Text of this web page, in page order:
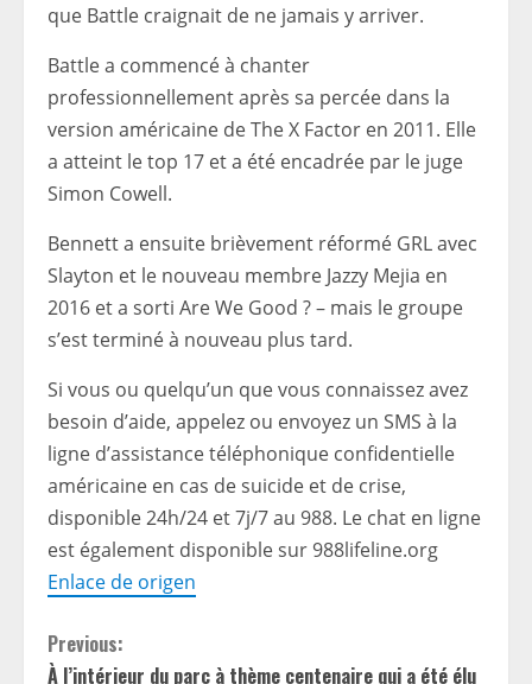
que Battle craignait de ne jamais y arriver.
Battle a commencé à chanter
professionnellement après sa percée dans la
version américaine de The X Factor en 2011. Elle
a atteint le top 17 et a été encadrée par le juge
Simon Cowell.
Bennett a ensuite brièvement réformé GRL avec
Slayton et le nouveau membre Jazzy Mejia en
2016 et a sorti Are We Good ? – mais le groupe
s’est terminé à nouveau plus tard.
Si vous ou quelqu’un que vous connaissez avez
besoin d’aide, appelez ou envoyez un SMS à la
ligne d’assistance téléphonique confidentielle
américaine en cas de suicide et de crise,
disponible 24h/24 et 7j/7 au 988. Le chat en ligne
est également disponible sur 988lifeline.org
Enlace de origen
C
Previous:
À l’intérieur du parc à thème centenaire qui a été élu